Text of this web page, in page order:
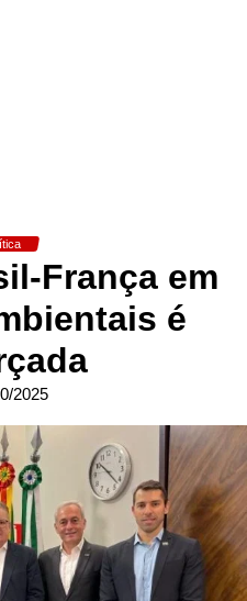
França em
é
2025